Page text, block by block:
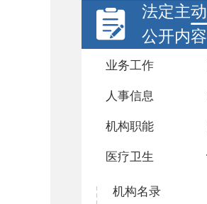
法定主动
公开内容
业务工作
人事信息
机构职能
医疗卫生
机构名录